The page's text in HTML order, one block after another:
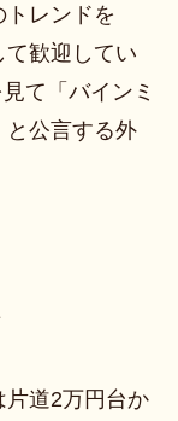
レンドを
て歓迎してい
て「バインミ
と公言する外
片道2万円台か